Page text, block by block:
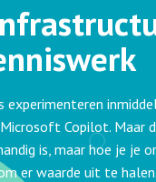
experimenteren
Copilot. Maar
is, maar hoe je je
er waarde uit te halen.